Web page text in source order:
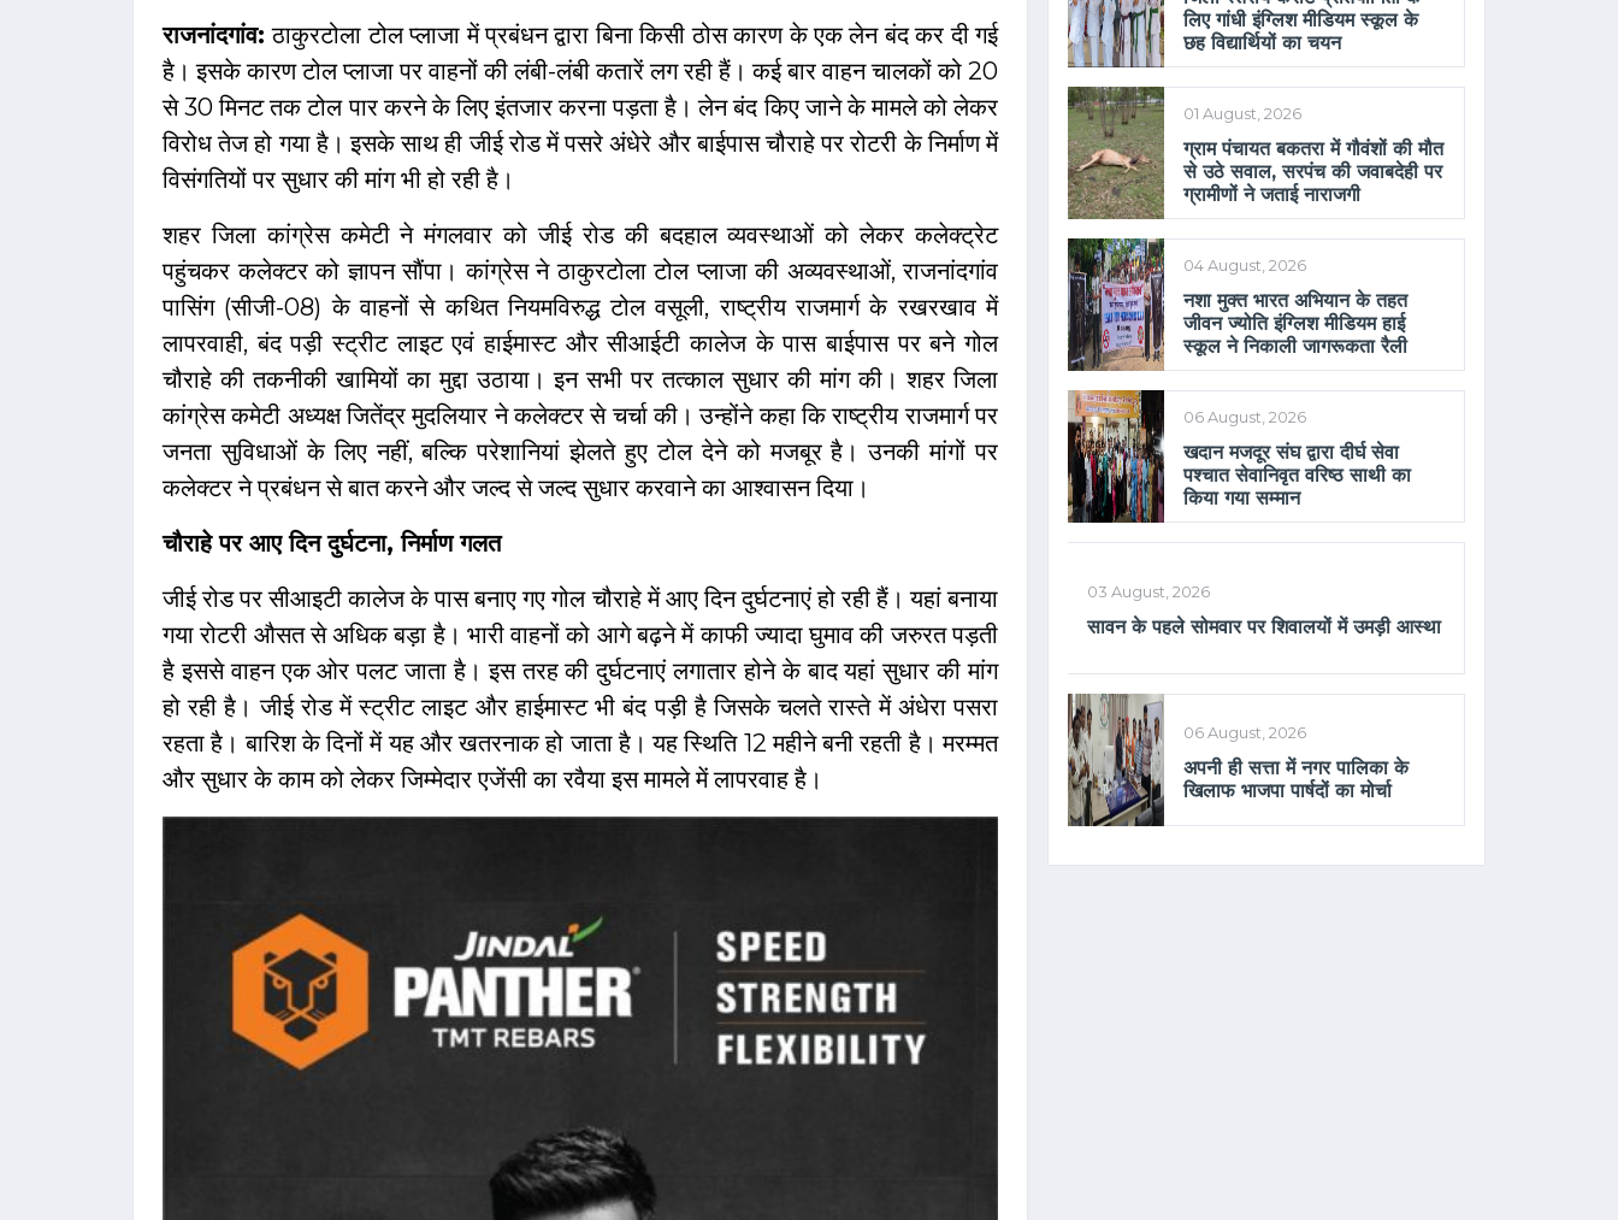
राजनांदगांव:ठाकुरटोला टोल प्लाजा में प्रबंधन द्वारा बिना किसी ठोस कारण के एक लेन बंद कर दी गई
है। इसके कारण टोल प्लाजा पर वाहनों की लंबी-लंबी कतारें लग रही हैं। कई बार वाहन चालकों को 20
से 30 मिनट तक टोल पार करने के लिए इंतजार करना पड़ता है। लेन बंद किए जाने के मामले को लेकर
विरोध तेज हो गया है। इसके साथ ही जीई रोड में पसरे अंधेरे और बाईपास चौराहे पर रोटरी के निर्माण में
विसंगतियों पर सुधार की मांग भी हो रही है।
शहर जिला कांग्रेस कमेटी ने मंगलवार को जीई रोड की बदहाल व्यवस्थाओं को लेकर कलेक्ट्रेट
पहुंचकर कलेक्टर को ज्ञापन सौंपा। कांग्रेस ने ठाकुरटोला टोल प्लाजा की अव्यवस्थाओं, राजनांदगांव
पासिंग (सीजी-08) के वाहनों से कथित नियमविरुद्ध टोल वसूली, राष्ट्रीय राजमार्ग के रखरखाव में
लापरवाही, बंद पड़ी स्ट्रीट लाइट एवं हाईमास्ट और सीआईटी कालेज के पास बाईपास पर बने गोल
चौराहे की तकनीकी खामियों का मुद्दा उठाया। इन सभी पर तत्काल सुधार की मांग की। शहर जिला
कांग्रेस कमेटी अध्यक्ष जितेंद्र मुदलियार ने कलेक्टर से चर्चा की। उन्होंने कहा कि राष्ट्रीय राजमार्ग पर
जनता सुविधाओं के लिए नहीं, बल्कि परेशानियां झेलते हुए टोल देने को मजबूर है। उनकी मांगों पर
कलेक्टर ने प्रबंधन से बात करने और जल्द से जल्द सुधार करवाने का आश्वासन दिया।
चौराहे पर आए दिन दुर्घटना, निर्माण गलत
जीई रोड पर सीआइटी कालेज के पास बनाए गए गोल चौराहे में आए दिन दुर्घटनाएं हो रही हैं। यहां बनाया
गया रोटरी औसत से अधिक बड़ा है। भारी वाहनों को आगे बढ़ने में काफी ज्यादा घुमाव की जरुरत पड़ती
है इससे वाहन एक ओर पलट जाता है। इस तरह की दुर्घटनाएं लगातार होने के बाद यहां सुधार की मांग
हो रही है। जीई रोड में स्ट्रीट लाइट और हाईमास्ट भी बंद पड़ी है जिसके चलते रास्ते में अंधेरा पसरा
रहता है। बारिश के दिनों में यह और खतरनाक हो जाता है। यह स्थिति 12 महीने बनी रहती है। मरम्मत
और सुधार के काम को लेकर जिम्मेदार एजेंसी का रवैया इस मामले में लापरवाह है।
लिए गांधी इंग्लिश मीडियम स्कूल के
छह विद्यार्थियों का चयन
01 August, 2026
ग्राम पंचायत बकतरा में गौवंशों की मौत
से उठे सवाल, सरपंच की जवाबदेही पर
ग्रामीणों ने जताई नाराजगी
04 August, 2026
नशा मुक्त भारत अभियान के तहत
जीवन ज्योति इंग्लिश मीडियम हाई
स्कूल ने निकाली जागरूकता रैली
06 August, 2026
खदान मजदूर संघ द्वारा दीर्घ सेवा
पश्चात सेवानिवृत वरिष्ठ साथी का
किया गया सम्मान
03 August, 2026
सावन के पहले सोमवार पर शिवालयों में उमड़ी आस्था
06 August, 2026
अपनी ही सत्ता में नगर पालिका के
खिलाफ भाजपा पार्षदों का मोर्चा